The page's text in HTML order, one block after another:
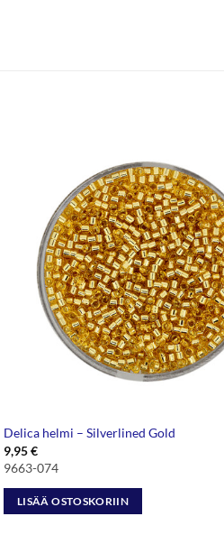
Delica helmi – Silverlined Gold
9,95€
9663-074
LISÄÄ OSTOSKORIIN